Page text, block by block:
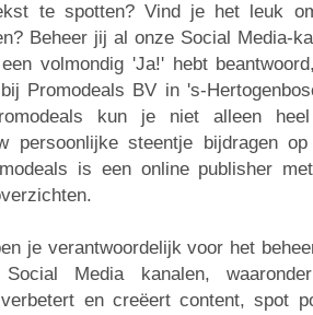
te spotten? Vind je het leuk
Beheer jij al onze Social Media-
volmondig 'Ja!' hebt
Promodeals BV in 's-
kun je niet alleen
persoonlijke steentje bijdragen
is een online publisher
je verantwoordelijk voor het
Media kanalen,
en creëert content, spot